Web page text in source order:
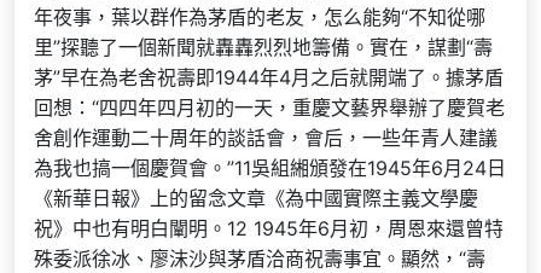
年夜事，葉以群作為茅盾的老友，怎么能夠“不知從哪
里”探聽了一個新聞就轟轟烈烈地籌備。實在，謀劃“壽
茅”早在為老舍祝壽即1944年4月之后就開端了。據茅盾
回想：“四四年四月初的一天，重慶文藝界舉辦了慶賀老
舍創作運動二十周年的談話會，會后，一些年青人建議
為我也搞一個慶賀會。”11吳組緗頒發在1945年6月24日
《新華日報》上的留念文章《為中國實際主義文學慶
祝》中也有明白闡明。12 1945年6月初，周恩來還曾特
殊委派徐冰、廖沫沙與茅盾洽商祝壽事宜。顯然，“壽